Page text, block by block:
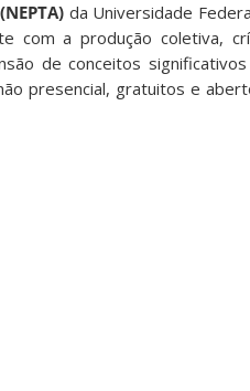
da Universidade
com a produção coletiva,
de conceitos
presencial, gratuitos e